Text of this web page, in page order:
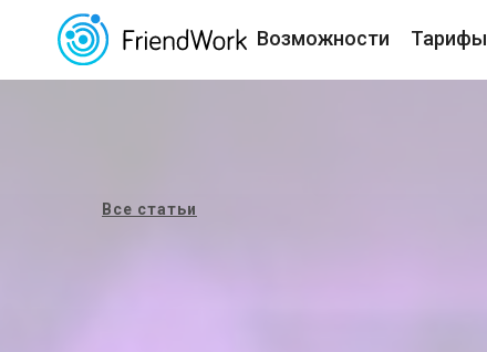
Возможности Тарифы
Все статьи